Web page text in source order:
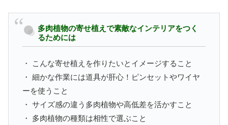
多肉植物の寄せ植えで素敵なインテリアをつく
るためには
・ こんな寄せ植えを作りたいとイメージすること
・ 細かな作業には道具が肝心！ピンセットやワイヤ
ーを使うこと
・ サイズ感の違う多肉植物や高低差を活かすこと
・ 多肉植物の種類は相性で選ぶこと